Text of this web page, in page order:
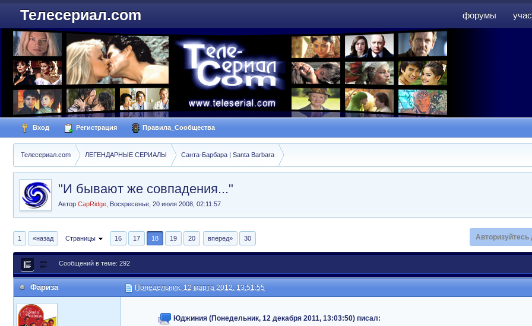
форумы
Телесериал.com
Вход Регистрация Правила_Сообщества
Телесериал.com ЛЕГЕНДАРНЫЕ СЕРИАЛЫ Санта-Барбара | Santa Barbara
"И бывают же совпадения..."
Автор CapRidge Воскресенье, 20 июля 2008, 02:11:57
1 «назад Страницы 16 17 18 19 20 вперед» 30 Авторизуйтесь
Сообщений в теме: 292
Фариза Понедельник, 12 марта 2012, 13:51:55
Юджиния (Понедельник, 12 декабря 2011, 13:03:50) писал: